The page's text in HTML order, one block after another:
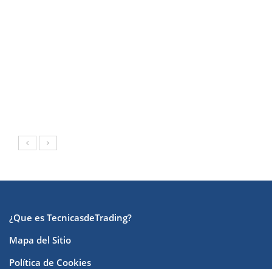
¿Que es TecnicasdeTrading?
Mapa del Sitio
Política de Cookies